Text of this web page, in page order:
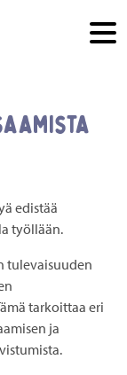
edistää
työllään.
tulevaisuuden
tarkoittaa eri
ja